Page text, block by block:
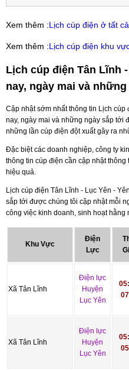
Xem thêm :Lịch cúp điện ở tất
Xem thêm :Lịch cúp điện khu
Lịch cúp điện Tân Lĩnh
nay, ngày mai và
Cập nhật sớm nhất thông tin Lịch
nay, ngày mai và những ngày sắp tới
những lần cúp điện đột xuất gây ra
Đặc biệt các doanh nghiệp, công ty
thông tin cúp điện cần cập nhật
hiệu quả.
Lịch cúp điện Tân Lĩnh - Lục Yên -
sắp tới được chúng tôi cập nhật mỗi
công việc kinh doanh, sinh hoạt hằng
Khu Vực
Điện
Lực
Xã Tân Lĩnh
Điện lực
Huyện
Lục Yên
Xã Tân Lĩnh
Điện lực
Huyện
Lục Yên